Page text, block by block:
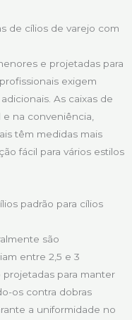
de cílios de varejo com
e projetadas para
exigem
As caixas de
na conveniência,
têm medidas mais
fácil para vários estilos
padrão para cílios
são
entre 2,5 e 3
para manter
os contra dobras
a uniformidade no